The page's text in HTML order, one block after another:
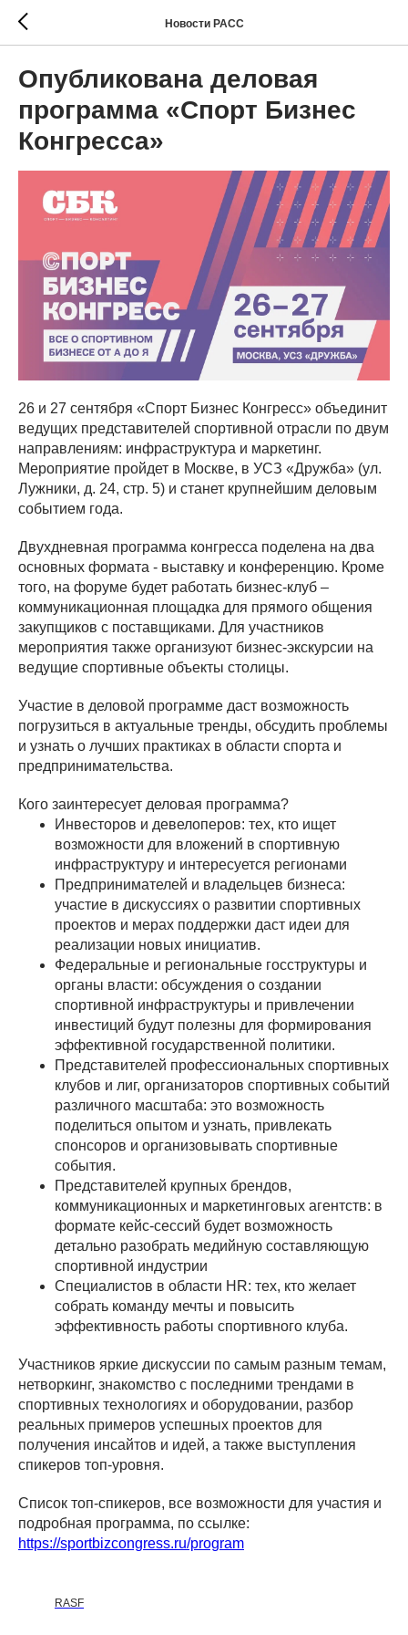
Новости РАСС
Опубликована деловая
программа «Спорт Бизнес
Конгресса»
26 и 27 сентября «Спорт Бизнес Конгресс» объединит
ведущих представителей спортивной отрасли по двум
направлениям: инфраструктура и маркетинг.
Мероприятие пройдет в Москве, в УСЗ «Дружба» (ул.
Лужники, д. 24, стр. 5) и станет крупнейшим деловым
событием года.
Двухдневная программа конгресса поделена на два
основных формата - выставку и конференцию. Кроме
того, на форуме будет работать бизнес-клуб –
коммуникационная площадка для прямого общения
закупщиков с поставщиками. Для участников
мероприятия также организуют бизнес-экскурсии на
ведущие спортивные объекты столицы.
Участие в деловой программе даст возможность
погрузиться в актуальные тренды, обсудить проблемы
и узнать о лучших практиках в области спорта и
предпринимательства.
Кого заинтересует деловая программа?
Инвесторов и девелоперов: тех, кто ищет
возможности для вложений в спортивную
инфраструктуру и интересуется регионами
Предпринимателей и владельцев бизнеса:
участие в дискуссиях о развитии спортивных
проектов и мерах поддержки даст идеи для
реализации новых инициатив.
Федеральные и региональные госструктуры и
органы власти: обсуждения о создании
спортивной инфраструктуры и привлечении
инвестиций будут полезны для формирования
эффективной государственной политики.
Представителей профессиональных спортивных
клубов и лиг, организаторов спортивных событий
различного масштаба: это возможность
поделиться опытом и узнать, привлекать
спонсоров и организовывать спортивные
события.
Представителей крупных брендов,
коммуникационных и маркетинговых агентств: в
формате кейс-сессий будет возможность
детально разобрать медийную составляющую
спортивной индустрии
Специалистов в области HR: тех, кто желает
собрать команду мечты и повысить
эффективность работы спортивного клуба.
Участников яркие дискуссии по самым разным темам,
нетворкинг, знакомство с последними трендами в
спортивных технологиях и оборудовании, разбор
реальных примеров успешных проектов для
получения инсайтов и идей, а также выступления
спикеров топ-уровня.
Список топ-спикеров, все возможности для участия и
подробная программа, по ссылке:
https://sportbizcongress.ru/program
RASF